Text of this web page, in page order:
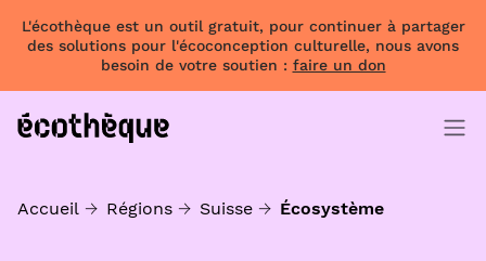
L'écothèque est un outil gratuit, pour continuer à partager
des solutions pour l'écoconception culturelle, nous avons
besoin de votre soutien : faire un don
Accueil Régions Suisse Écosystème